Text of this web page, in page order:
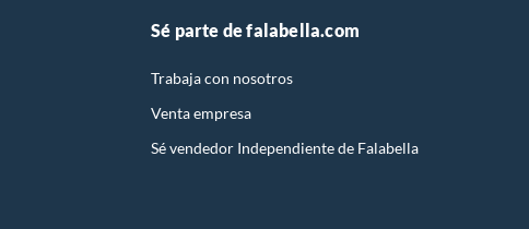
Sé parte de falabella.com
Trabaja con nosotros
Venta empresa
Sé vendedor Independiente de Falabella